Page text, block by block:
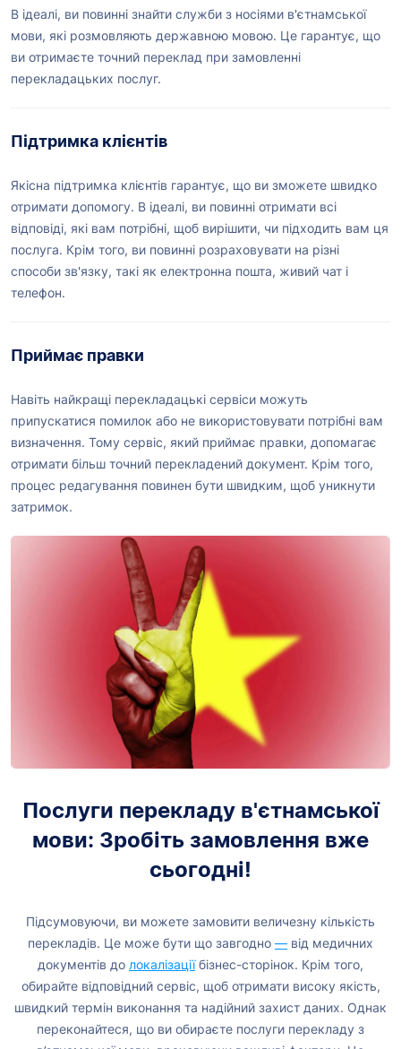
В ідеалі, ви повинні знайти служби з носіями в'єтнамської
мови, які розмовляють державною мовою. Це гарантує, що
ви отримаєте точний переклад при замовленні
перекладацьких послуг.
Підтримка клієнтів
Якісна підтримка клієнтів гарантує, що ви зможете швидко
отримати допомогу. В ідеалі, ви повинні отримати всі
відповіді, які вам потрібні, щоб вирішити, чи підходить вам ця
послуга. Крім того, ви повинні розраховувати на різні
способи зв'язку, такі як електронна пошта, живий чат і
телефон.
Приймає правки
Навіть найкращі перекладацькі сервіси можуть
припускатися помилок або не використовувати потрібні вам
визначення. Тому сервіс, який приймає правки, допомагає
отримати більш точний перекладений документ. Крім того,
процес редагування повинен бути швидким, щоб уникнути
затримок.
Послуги перекладу в'єтнамської
мови: Зробіть замовлення вже
сьогодні!
Підсумовуючи, ви можете замовити величезну кількість
перекладів. Це може бути що завгодно — від медичних
документів до локалізаціїбізнес-сторінок. Крім того,
обирайте відповідний сервіс, щоб отримати високу якість,
швидкий термін виконання та надійний захист даних. Однак
переконайтеся, що ви обираєте послуги перекладу з